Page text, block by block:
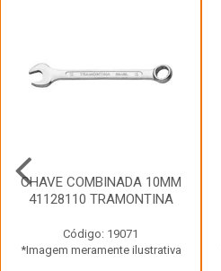
CHAVE COMBINADA 10MM
41128110 TRAMONTINA
Código: 19071
*Imagem meramente ilustrativa